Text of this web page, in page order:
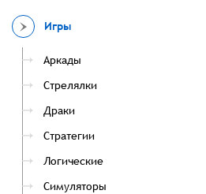
Игры
Аркады
Стрелялки
Драки
Стратегии
Логические
Симуляторы